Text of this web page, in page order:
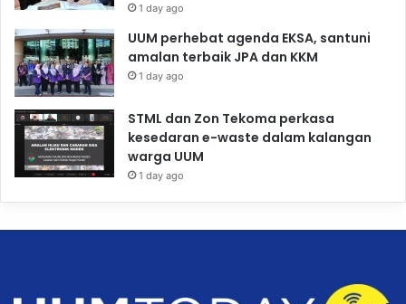
1 day ago
UUM perhebat agenda EKSA, santuni
amalan terbaik JPA dan KKM
1 day ago
STML dan Zon Tekoma perkasa
kesedaran e-waste dalam kalangan
warga UUM
1 day ago